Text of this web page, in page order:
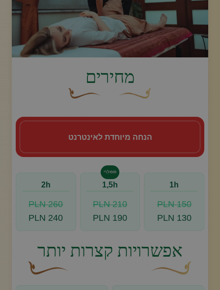
מחירים
הנחה מיוחדת לאינטרנט
1h
150 PLN
130 PLN
פּוֹפּוּלָרִי
1,5h
210 PLN
190 PLN
2h
260 PLN
240 PLN
אפשרויות קצרות יותר